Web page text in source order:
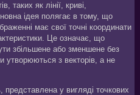
таких як лінії, криві,
ідея полягає в тому, що
має свої точні координати
Це означає, що
збільшене або зменшене без
утворюються з векторів, а не
представлена у вигляді точкових